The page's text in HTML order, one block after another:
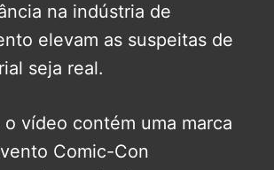
na indústria de
elevam as suspeitas de
seja real.
vídeo contém uma marca
Comic-Con